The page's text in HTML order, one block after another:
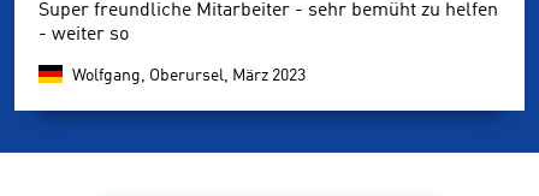
Super freundliche Mitarbeiter - sehr bemüht zu helfen
- weiter so
Wolfgang, Oberursel, März 2023